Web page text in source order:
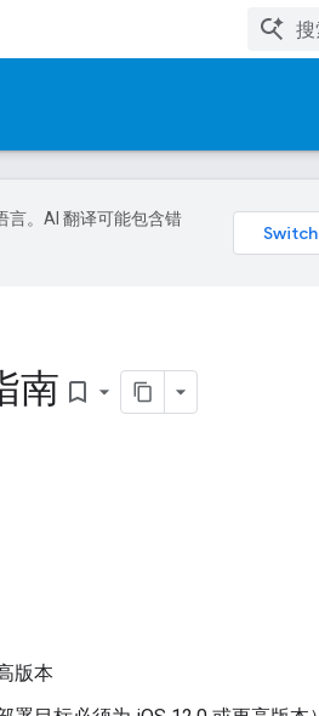
言。AI 翻译可能包含错
南 bookmark_border
版本